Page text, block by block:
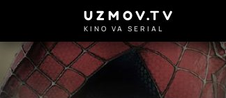
UZMOV.TV
KINO VA SERIAL